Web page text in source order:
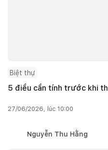
Biệt thự
5 điều cần tính trước khi
27/06/2026, lúc 10:00
Nguyễn Thu Hằng